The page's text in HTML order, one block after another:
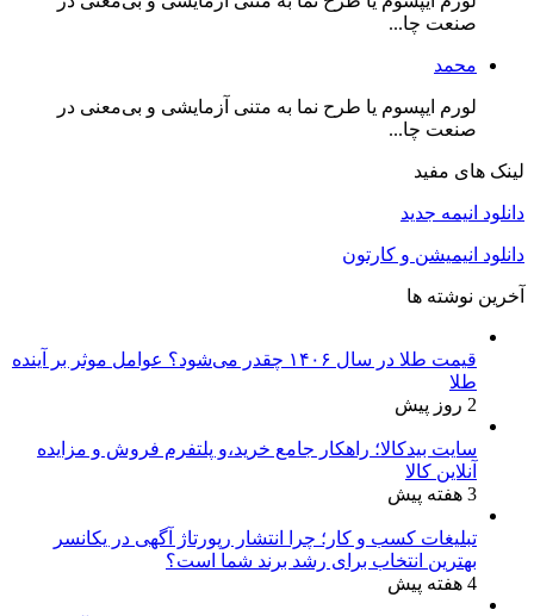
صنعت چا...
محمد
لورم ایپسوم یا طرح‌ نما به متنی آزمایشی و بی‌معنی در
صنعت چا...
لینک های مفید
دانلود انیمه جدید
دانلود انیمیشن و کارتون
آخرین نوشته ها
قیمت طلا در سال ۱۴۰۶ چقدر می‌شود؟ عوامل موثر بر آینده
طلا
2 روز پیش
سایت بیدکالا؛ راهکار جامع خرید،و پلتفرم فروش و مزایده
آنلاین کالا
3 هفته پیش
تبلیغات کسب و کار؛ چرا انتشار رپورتاژ آگهی در یکانسر
بهترین انتخاب برای رشد برند شما است؟
4 هفته پیش